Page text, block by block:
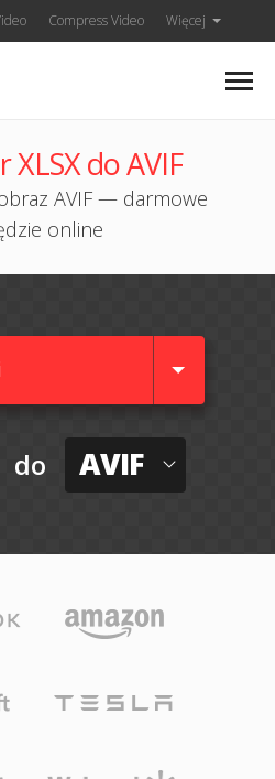
Compress Video Więcej
do AVIF
AVIF — darmowe
online
do AVIF